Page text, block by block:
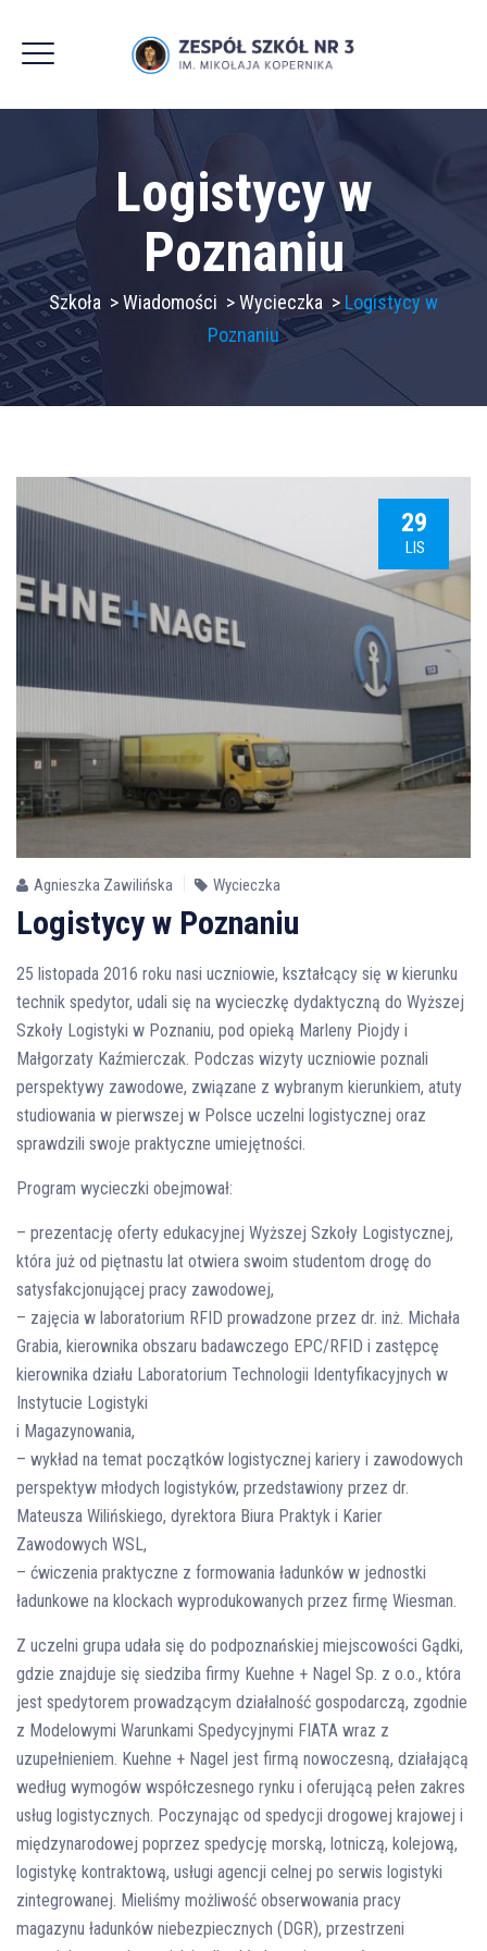
Logistycy w
Poznaniu
Szkoła >Wiadomości >Wycieczka > Logistycy w
Poznaniu
29
LIS
Agnieszka Zawilińska Wycieczka
Logistycy w Poznaniu
25 listopada 2016 roku nasi uczniowie, kształcący się w kierunku
technik spedytor, udali się na wycieczkę dydaktyczną do Wyższej
Szkoły Logistyki w Poznaniu, pod opieką Marleny Piojdy i
Małgorzaty Kaźmierczak. Podczas wizyty uczniowie poznali
perspektywy zawodowe, związane z wybranym kierunkiem, atuty
studiowania w pierwszej w Polsce uczelni logistycznej oraz
sprawdzili swoje praktyczne umiejętności.
Program wycieczki obejmował:
– prezentację oferty edukacyjnej Wyższej Szkoły Logistycznej,
która już od piętnastu lat otwiera swoim studentom drogę do
satysfakcjonującej pracy zawodowej,
– zajęcia w laboratorium RFID prowadzone przez dr. inż. Michała
Grabia, kierownika obszaru badawczego EPC/RFID i zastępcę
kierownika działu Laboratorium Technologii Identyfikacyjnych w
Instytucie Logistyki
i Magazynowania,
– wykład na temat początków logistycznej kariery i zawodowych
perspektyw młodych logistyków, przedstawiony przez dr.
Mateusza Wilińskiego, dyrektora Biura Praktyk i Karier
Zawodowych WSL,
– ćwiczenia praktyczne z formowania ładunków w jednostki
ładunkowe na klockach wyprodukowanych przez firmę Wiesman.
Z uczelni grupa udała się do podpoznańskiej miejscowości Gądki,
gdzie znajduje się siedziba firmy Kuehne + Nagel Sp. z o.o., która
jest spedytorem prowadzącym działalność gospodarczą, zgodnie
z Modelowymi Warunkami Spedycyjnymi FIATA wraz z
uzupełnieniem. Kuehne + Nagel jest firmą nowoczesną, działającą
według wymogów współczesnego rynku i oferującą pełen zakres
usług logistycznych. Poczynając od spedycji drogowej krajowej i
międzynarodowej poprzez spedycję morską, lotniczą, kolejową,
logistykę kontraktową, usługi agencji celnej po serwis logistyki
zintegrowanej. Mieliśmy możliwość obserwowania pracy
magazynu ładunków niebezpiecznych (DGR), przestrzeni